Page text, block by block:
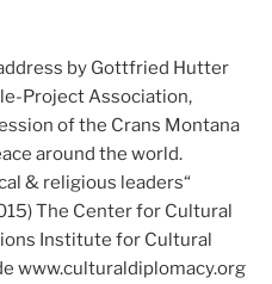
by Gottfried Hutter
Project Association,
of the Crans Montana
around the world.
& religious leaders“
The Center for Cultural
Institute for Cultural
www.culturaldiplomacy.org